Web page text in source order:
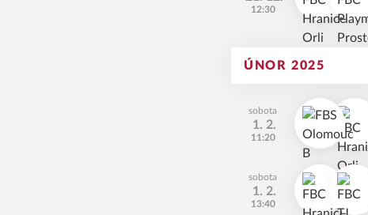
12:30
ÚNOR 2025
sobota
1. 2.
11:20
sobota
1. 2.
13:40